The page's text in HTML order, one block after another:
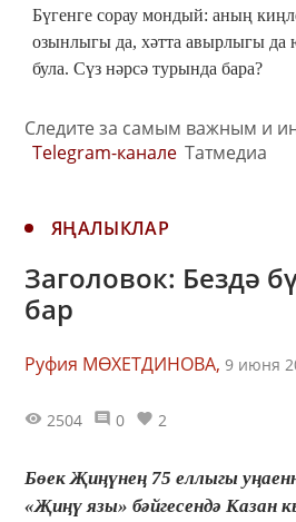
Бүгенге сорау мондый: аның
озынлыгы да, хәтта авырлыгы
була. Сүз нәрсә турында бара?
Следите за самым важным и
Telegram-канале Татмедиа
ЯҢАЛЫКЛАР
Заголовок: Бездә
бар
Руфия МӨХЕТДИНОВА, 9 июня
2504 0 2
Бөек Җиңүнең 75 еллыгы
«Җиңү язы» бәйгесендә Казан